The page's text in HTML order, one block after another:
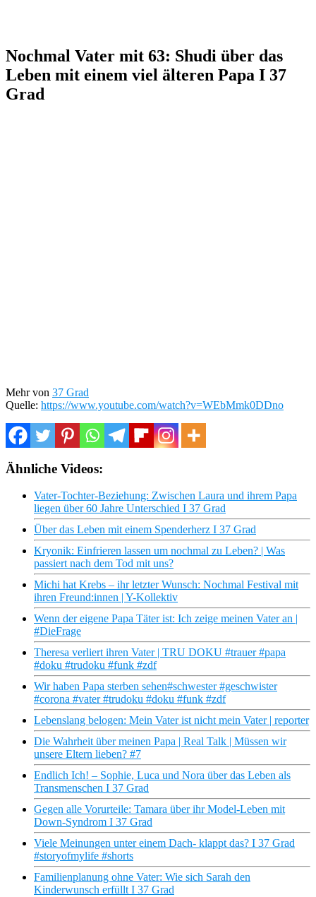
Nochmal Vater mit 63: Shudi über das
Leben mit einem viel älteren Papa I 37
Grad
Mehr von 37 Grad
Quelle: https://www.youtube.com/watch?v=WEbMmk0DDno
Ähnliche Videos:
Vater-Tochter-Beziehung: Zwischen Laura und ihrem Papa
liegen über 60 Jahre Unterschied I 37 Grad
Über das Leben mit einem Spenderherz I 37 Grad
Kryonik: Einfrieren lassen um nochmal zu Leben? | Was
passiert nach dem Tod mit uns?
Michi hat Krebs – ihr letzter Wunsch: Nochmal Festival mit
ihren Freund:innen | Y-Kollektiv
Wenn der eigene Papa Täter ist: Ich zeige meinen Vater an |
#DieFrage
Theresa verliert ihren Vater | TRU DOKU #trauer #papa
#doku #trudoku #funk #zdf
Wir haben Papa sterben sehen#schwester #geschwister
#corona #vater #trudoku #doku #funk #zdf
Lebenslang belogen: Mein Vater ist nicht mein Vater | reporter
Die Wahrheit über meinen Papa | Real Talk | Müssen wir
unsere Eltern lieben? #7
Endlich Ich! – Sophie, Luca und Nora über das Leben als
Transmenschen I 37 Grad
Gegen alle Vorurteile: Tamara über ihr Model-Leben mit
Down-Syndrom I 37 Grad
Viele Meinungen unter einem Dach- klappt das? I 37 Grad
#storyofmylife #shorts
Familienplanung ohne Vater: Wie sich Sarah den
Kinderwunsch erfüllt I 37 Grad